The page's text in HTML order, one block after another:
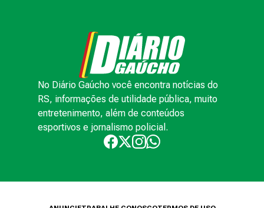
No Diário Gaúcho você encontra notícias do
RS, informações de utilidade pública, muito
entretenimento, além de conteúdos
esportivos e jornalismo policial.